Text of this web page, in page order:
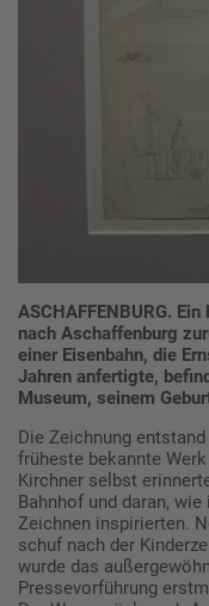
ASCHAFFENBURG.
nach Aschaffenburg
einer Eisenbahn, die
Jahren anfertigte,
Museum, seinem
Die Zeichnung
früheste bekannte
Kirchner selbst
Bahnhof und daran,
Zeichnen inspirierten.
schuf nach der
wurde das
Pressevorführung